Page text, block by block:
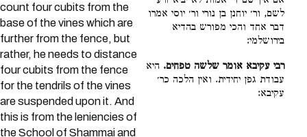
count four cubits from the
base of the vines which are
further from the fence, but
rather, he needs to distance
four cubits from the fence
for the tendrils of the vines
are suspended upon it. And
this is from the leniencies of
the School of Shammai and
לשם, ור׳ יוחנן בן נורי ור׳ יוסי אמרו
דבר אחד והכי מפורש בהדיא
בירושלמי:
רבי עקיבא אומר שלשה טפחים. היא
עבודת גפן יחידית. ואין הלכה כר׳
עקיבא: